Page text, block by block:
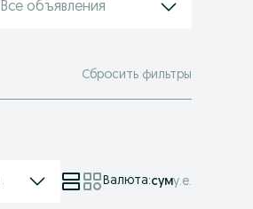
Все объявления
Сбросить фильтры
Валюта:суму.е.